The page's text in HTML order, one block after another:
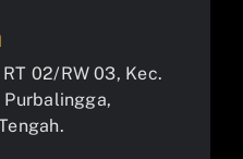
02/RW 03, Kec.
Purbalingga,